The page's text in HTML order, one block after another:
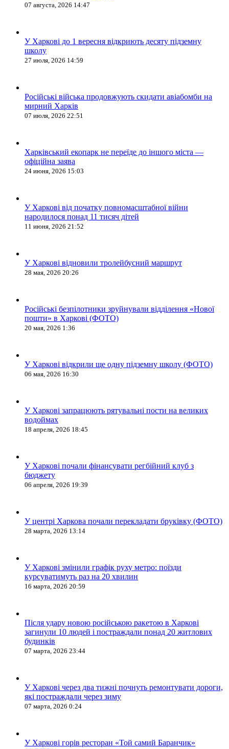
07 августа, 2026 14:47
У Харкові до 1 вересня відкриють десяту підземну
школу
27 июля, 2026 14:59
Російські війська продовжують скидати авіабомби на
мирний Харків
07 июля, 2026 22:51
Харківський екопарк не переїде до іншого міста —
офіційна заява
24 июня, 2026 15:03
У Харкові від початку повномасштабної війни
народилося понад 11 тисяч дітей
11 июня, 2026 21:52
У Харкові відновили тролейбусний маршрут
28 мая, 2026 20:26
Російські безпілотники зруйнували відділення «Нової
пошти» в Харкові (ФОТО)
20 мая, 2026 1:36
У Харкові відкрили ще одну підземну школу (ФОТО)
06 мая, 2026 16:30
У Харкові запрацюють рятувальні пости на великих
водоймах
18 апреля, 2026 18:45
У Харкові почали фінансувати регбійний клуб з
бюджету
06 апреля, 2026 19:39
У центрі Харкова почали перекладати бруківку (ФОТО)
28 марта, 2026 13:14
У Харкові змінили графік руху метро: поїзди
курсуватимуть раз на 20 хвилин
16 марта, 2026 20:59
Після удару новою російською ракетою в Харкові
загинули 10 людей і постраждали понад 20 житлових
будинків
07 марта, 2026 23:44
У Харкові через два тижні почнуть ремонтувати дороги,
які постраждали через зиму
07 марта, 2026 0:24
У Харкові горів ресторан «Той самий Баранчик»